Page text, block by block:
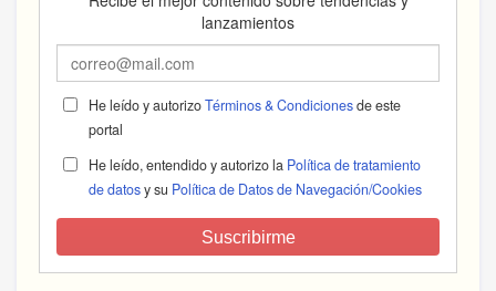
lanzamientos
He leído y autorizoTérminos & Condicionesde este
portal
He leído, entendido y autorizo la Política de tratamiento
de datosy su Política de Datos de Navegación/Cookies
Suscribirme